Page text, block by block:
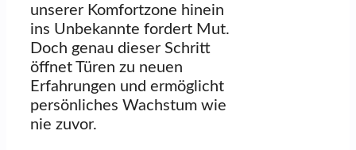
unserer Komfortzone hinein
ins Unbekannte fordert Mut.
Doch genau dieser Schritt
öffnet Türen zu neuen
Erfahrungen und ermöglicht
persönliches Wachstum wie
nie zuvor.